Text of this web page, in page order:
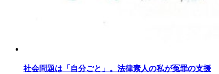
社会問題は「自分ごと」。法律素人の私が冤罪の支援